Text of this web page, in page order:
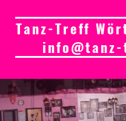
Tanz-Treff